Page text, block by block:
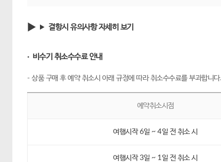
결항시 유의사항 자세히 보기
· 비수기 취소수수료 안내
- 상품 구매 후 예약 취소시 아래 규정에 따라 취소수수료를 부과합니다.
예약취소시점
여행시작 6일 ~ 4일 전 취소 시
여행시작 3일 ~ 1일 전 취소 시